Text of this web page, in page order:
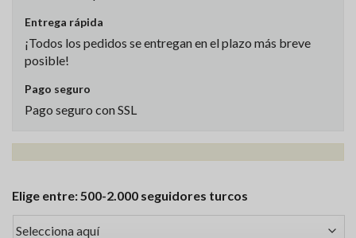
Entrega rápida
¡Todos los pedidos se entregan en el plazo más breve
posible!
Pago seguro
Pago seguro con SSL
Elige entre: 500-2.000 seguidores turcos